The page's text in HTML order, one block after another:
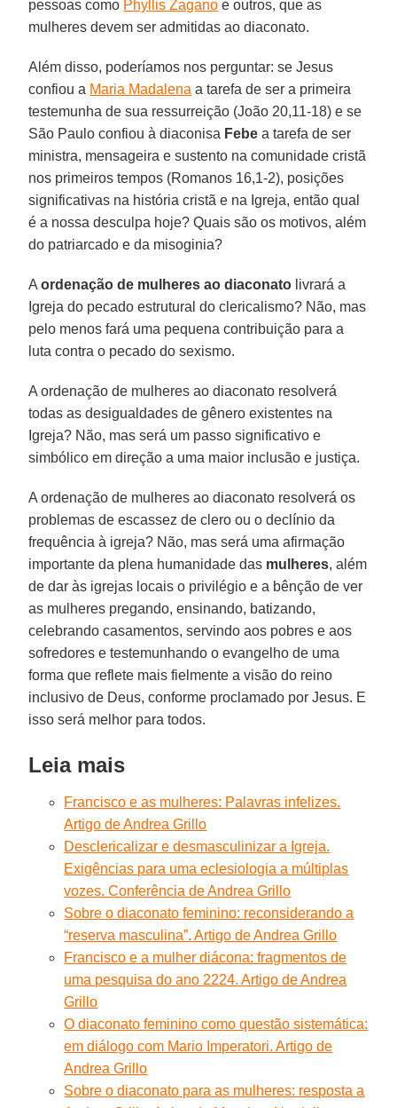
pessoas como Phyllis Zagano e outros, que as
mulheres devem ser admitidas ao diaconato.
Além disso, poderíamos nos perguntar: se Jesus
confiou a Maria Madalena a tarefa de ser a primeira
testemunha de sua ressurreição (João 20,11-18) e se
São Paulo confiou à diaconisa Febe a tarefa de ser
ministra, mensageira e sustento na comunidade cristã
nos primeiros tempos (Romanos 16,1-2), posições
significativas na história cristã e na Igreja, então qual
é a nossa desculpa hoje? Quais são os motivos, além
do patriarcado e da misoginia?
Aordenação de mulheres ao diaconato livrará a
Igreja do pecado estrutural do clericalismo? Não, mas
pelo menos fará uma pequena contribuição para a
luta contra o pecado do sexismo.
A ordenação de mulheres ao diaconato resolverá
todas as desigualdades de gênero existentes na
Igreja? Não, mas será um passo significativo e
simbólico em direção a uma maior inclusão e justiça.
A ordenação de mulheres ao diaconato resolverá os
problemas de escassez de clero ou o declínio da
frequência à igreja? Não, mas será uma afirmação
importante da plena humanidade das mulheres, além
de dar às igrejas locais o privilégio e a bênção de ver
as mulheres pregando, ensinando, batizando,
celebrando casamentos, servindo aos pobres e aos
sofredores e testemunhando o evangelho de uma
forma que reflete mais fielmente a visão do reino
inclusivo de Deus, conforme proclamado por Jesus. E
isso será melhor para todos.
Leia mais
Francisco e as mulheres: Palavras infelizes.
Artigo de Andrea Grillo
Desclericalizar e desmasculinizar a Igreja.
Exigências para uma eclesiologia a múltiplas
vozes. Conferência de Andrea Grillo
Sobre o diaconato feminino: reconsiderando a
“reserva masculina”. Artigo de Andrea Grillo
Francisco e a mulher diácona: fragmentos de
uma pesquisa do ano 2224. Artigo de Andrea
Grillo
O diaconato feminino como questão sistemática:
em diálogo com Mario Imperatori. Artigo de
Andrea Grillo
Sobre o diaconato para as mulheres: resposta a